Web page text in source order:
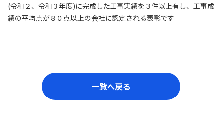
(令和２、令和３年度)に完成した工事実績を３件以上有し、工事成
績の平均点が８０点以上の会社に認定される表彰です
一覧へ戻る